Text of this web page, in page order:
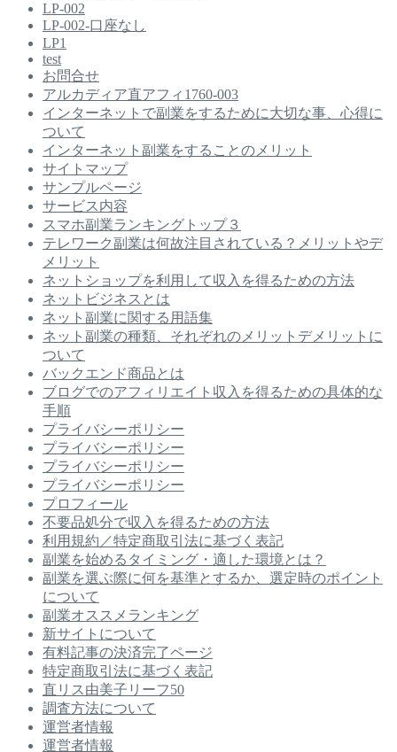
LP-002
LP-002-口座なし
LP1
test
お問合せ
アルカディア直アフィ1760-003
インターネットで副業をするために大切な事、心得に
ついて
インターネット副業をすることのメリット
サイトマップ
サンプルページ
サービス内容
スマホ副業ランキングトップ３
テレワーク副業は何故注目されている？メリットやデ
メリット
ネットショップを利用して収入を得るための方法
ネットビジネスとは
ネット副業に関する用語集
ネット副業の種類、それぞれのメリットデメリットに
ついて
バックエンド商品とは
ブログでのアフィリエイト収入を得るための具体的な
手順
プライバシーポリシー
プライバシーポリシー
プライバシーポリシー
プライバシーポリシー
プロフィール
不要品処分で収入を得るための方法
利用規約／特定商取引法に基づく表記
副業を始めるタイミング・適した環境とは？
副業を選ぶ際に何を基準とするか、選定時のポイント
について
副業オススメランキング
新サイトについて
有料記事の決済完了ページ
特定商取引法に基づく表記
直リス由美子リーフ50
調査方法について
運営者情報
運営者情報